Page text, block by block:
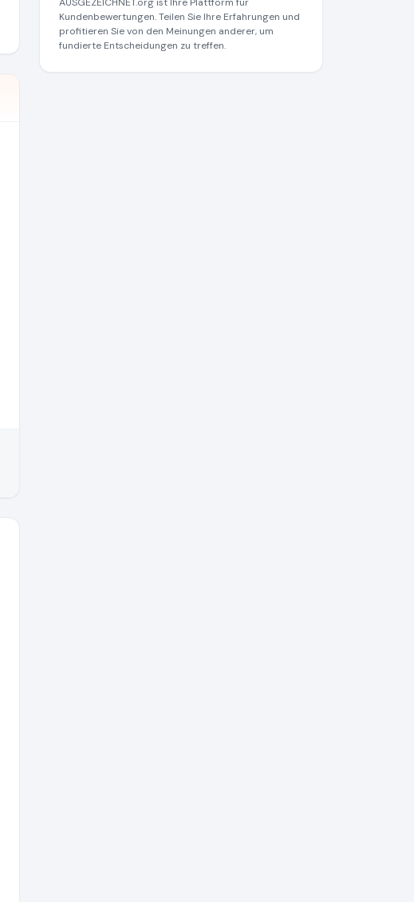
Kundenbewertungen. Teilen Sie Ihre Erfahrungen und
profitieren Sie von den Meinungen anderer, um
fundierte Entscheidungen zu treffen.